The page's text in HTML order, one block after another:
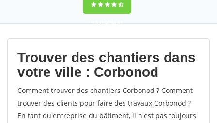
9,5(100%)41
votes
Trouver des chantiers dans
votre ville : Corbonod
Comment trouver des chantiers Corbonod ? Comment
trouver des clients pour faire des travaux Corbonod ?
En tant qu'entreprise du bâtiment, il n'est pas toujours